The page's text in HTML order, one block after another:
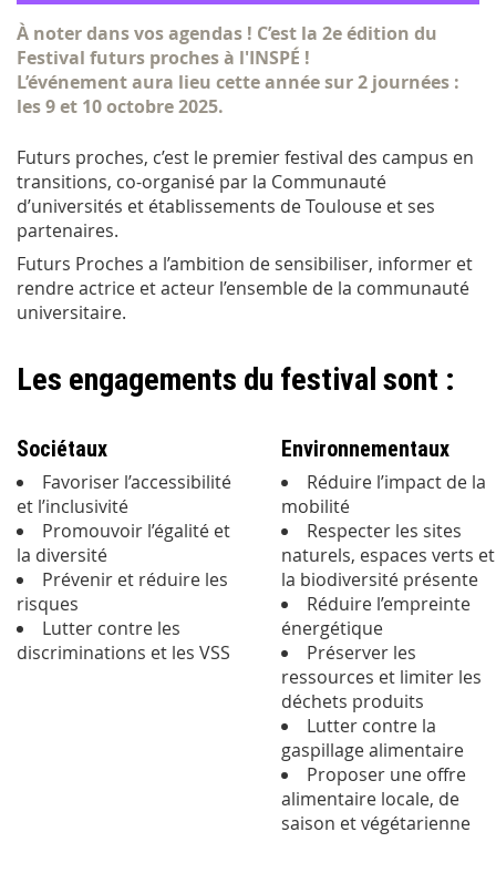
À noter dans vos agendas ! C’est la 2e édition du
Festival futurs proches à l'INSPÉ !
L’événement aura lieu cette année sur 2 journées :
les 9 et 10 octobre 2025.
Futurs proches, c’est le premier festival des campus en
transitions, co-organisé par la Communauté
d’universités et établissements de Toulouse et ses
partenaires.
Futurs Proches a l’ambition de sensibiliser, informer et
rendre actrice et acteur l’ensemble de la communauté
universitaire.
Les engagements du festival sont :
Sociétaux
Favoriser l’accessibilité
et l’inclusivité
Promouvoir l’égalité et
la diversité
Prévenir et réduire les
risques
Lutter contre les
discriminations et les VSS
Environnementaux
Réduire l’impact de la
mobilité
Respecter les sites
naturels, espaces verts et
la biodiversité présente
Réduire l’empreinte
énergétique
Préserver les
ressources et limiter les
déchets produits
Lutter contre la
gaspillage alimentaire
Proposer une offre
alimentaire locale, de
saison et végétarienne